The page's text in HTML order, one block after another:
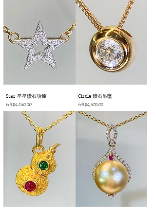
Star 星星鑽石項鍊
價格
HK$4,540.00
Circle 鑽石吊墜
價格
HK$4,670.00